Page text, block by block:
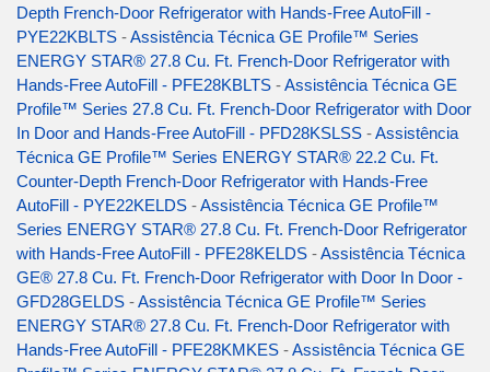
Depth French-Door Refrigerator with Hands-Free AutoFill -
PYE22KBLTS -Assistência Técnica GE Profile™ Series
ENERGY STAR® 27.8 Cu. Ft. French-Door Refrigerator with
Hands-Free AutoFill - PFE28KBLTS -Assistência Técnica GE
Profile™ Series 27.8 Cu. Ft. French-Door Refrigerator with Door
In Door and Hands-Free AutoFill - PFD28KSLSS -Assistência
Técnica GE Profile™ Series ENERGY STAR® 22.2 Cu. Ft.
Counter-Depth French-Door Refrigerator with Hands-Free
AutoFill - PYE22KELDS -Assistência Técnica GE Profile™
Series ENERGY STAR® 27.8 Cu. Ft. French-Door Refrigerator
with Hands-Free AutoFill - PFE28KELDS -Assistência Técnica
GE® 27.8 Cu. Ft. French-Door Refrigerator with Door In Door -
GFD28GELDS -Assistência Técnica GE Profile™ Series
ENERGY STAR® 27.8 Cu. Ft. French-Door Refrigerator with
Hands-Free AutoFill - PFE28KMKES -Assistência Técnica GE